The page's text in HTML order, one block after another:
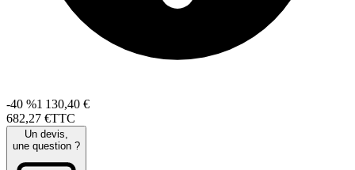
-40 %1 130,40 €
682,27 €TTC
Un devis,
une question ?